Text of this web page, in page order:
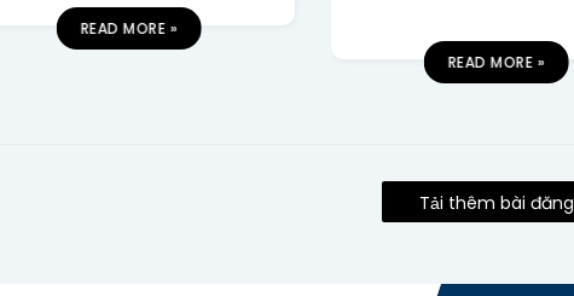
READ MORE »
READ MORE »
Tải thêm bài đăng